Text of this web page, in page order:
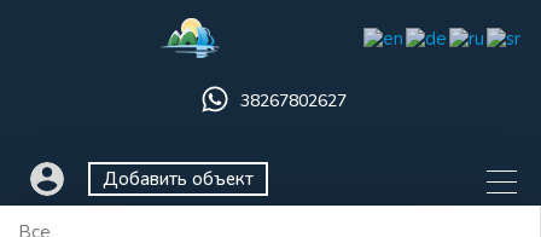
38267802627
Добавить объект